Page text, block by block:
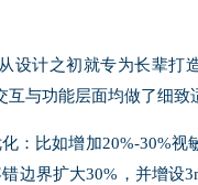
设计之初就专为长辈打
与功能层面均做了细致
：比如增加20%-30%视
边界扩大30%，并增设